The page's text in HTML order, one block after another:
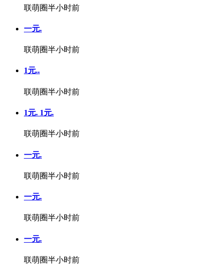
联萌圈半小时前
一元.
联萌圈半小时前
1元..
联萌圈半小时前
1元. 1元.
联萌圈半小时前
一元.
联萌圈半小时前
一元.
联萌圈半小时前
一元.
联萌圈半小时前